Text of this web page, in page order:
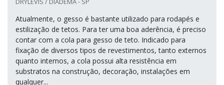
Atualmente, o gesso é bastante utilizado para rodapés e
estilização de tetos. Para ter uma boa aderência, é preciso
contar com a cola para gesso de teto. Indicado para
fixação de diversos tipos de revestimentos, tanto externos
quanto internos, a cola possui alta resistência em
substratos na construção, decoração, instalações em
qualquer...